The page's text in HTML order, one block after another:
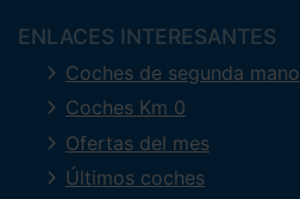
ENLACES INTERESANTES
Coches de segunda mano
Coches Km 0
Ofertas del mes
Últimos coches